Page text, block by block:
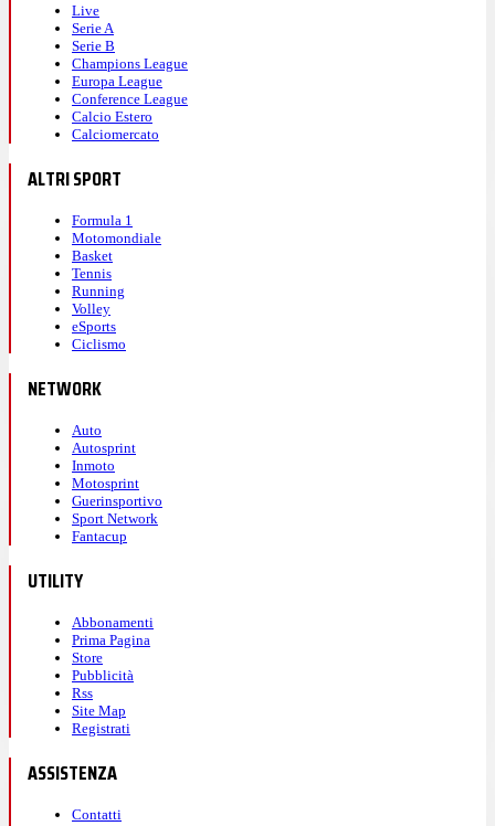
Live
Serie A
Serie B
Champions League
Europa League
Conference League
Calcio Estero
Calciomercato
ALTRI SPORT
Formula 1
Motomondiale
Basket
Tennis
Running
Volley
eSports
Ciclismo
NETWORK
Auto
Autosprint
Inmoto
Motosprint
Guerinsportivo
Sport Network
Fantacup
UTILITY
Abbonamenti
Prima Pagina
Store
Pubblicità
Rss
Site Map
Registrati
ASSISTENZA
Contatti